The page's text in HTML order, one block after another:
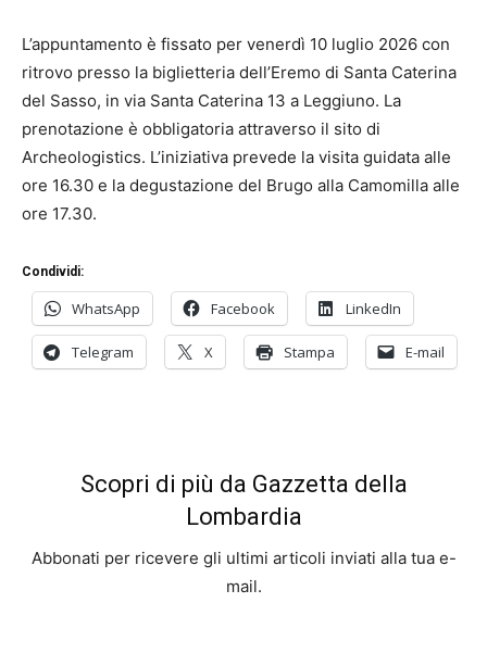
L’appuntamento è fissato per venerdì 10 luglio 2026 con
ritrovo presso la biglietteria dell’Eremo di Santa Caterina
del Sasso, in via Santa Caterina 13 a Leggiuno. La
prenotazione è obbligatoria attraverso il sito di
Archeologistics. L’iniziativa prevede la visita guidata alle
ore 16.30 e la degustazione del Brugo alla Camomilla alle
ore 17.30.
Condividi:
WhatsApp Facebook LinkedIn
Telegram X Stampa E-mail
Scopri di più da Gazzetta della
Lombardia
Abbonati per ricevere gli ultimi articoli inviati alla tua e-
mail.